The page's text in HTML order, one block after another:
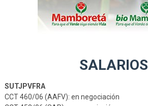
SALARIOS
SUTJPVFRA
CCT 460/06 (AAFV): en negociación